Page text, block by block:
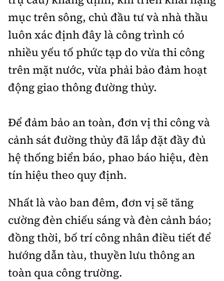
mục trên sông, chủ đầu tư và nhà thầu
luôn xác định đây là công trình có
nhiều yếu tố phức tạp do vừa thi công
trên mặt nước, vừa phải bảo đảm hoạt
động giao thông đường thủy.
Để đảm bảo an toàn, đơn vị thi công và
cảnh sát đường thủy đã lắp đặt đầy đủ
hệ thống biển báo, phao báo hiệu, đèn
tín hiệu theo quy định.
Nhất là vào ban đêm, đơn vị sẽ tăng
cường đèn chiếu sáng và đèn cảnh báo;
đồng thời, bố trí công nhân điều tiết để
hướng dẫn tàu, thuyền lưu thông an
toàn qua công trường.